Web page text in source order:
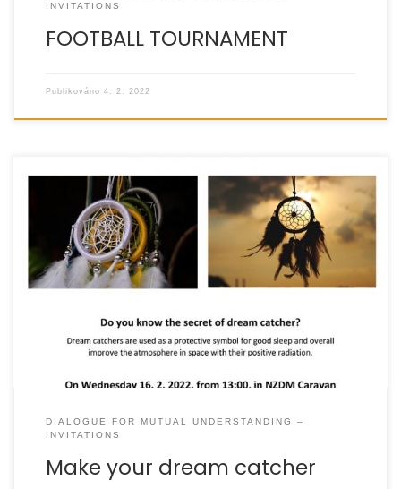
INVITATIONS
FOOTBALL TOURNAMENT
Publikováno 4. 2. 2022
DIALOGUE FOR MUTUAL UNDERSTANDING –
INVITATIONS
Make your dream catcher